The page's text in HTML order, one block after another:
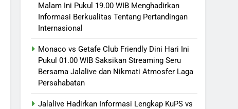
Malam Ini Pukul 19.00 WIB Menghadirkan
Informasi Berkualitas Tentang Pertandingan
Internasional
Monaco vs Getafe Club Friendly Dini Hari Ini
Pukul 01.00 WIB Saksikan Streaming Seru
Bersama Jalalive dan Nikmati Atmosfer Laga
Persahabatan
Jalalive Hadirkan Informasi Lengkap KuPS vs